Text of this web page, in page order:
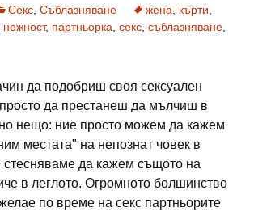
Секс Съблазняване жена кърти
нежност, партньорка секс съблазняване
да подобриш своя сексуален
да престанеш да мълчиш в
нещо: ние просто можем да кажем
местата" на непознат човек в
стесняваме да кажем същото на
в леглото. Огромното болшинство
по време на секс партньорите